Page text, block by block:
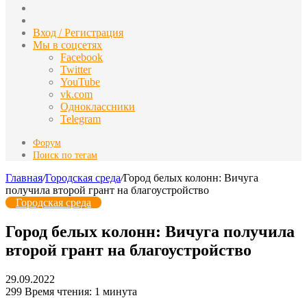
статья
Вход / Регистрация
Мы в соцсетях
Facebook
Twitter
YouTube
vk.com
Одноклассники
Telegram
Форум
Поиск по тегам
Главная/Городская среда/Город белых колонн: Вичуга
получила второй грант на благоустройство
Городская среда
Город белых колонн: Вичуга получила
второй грант на благоустройство
29.09.2022
299 Время чтения: 1 минута